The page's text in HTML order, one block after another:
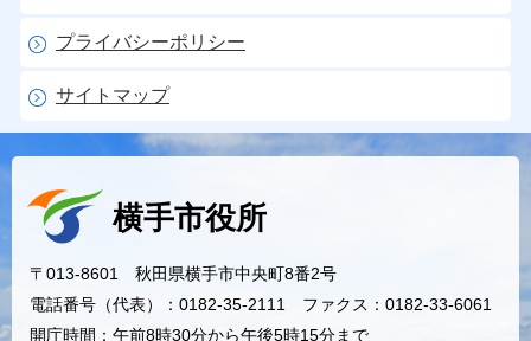
プライバシーポリシー
サイトマップ
横手市役所
〒013-8601 秋田県横手市中央町8番2号
電話番号（代表）：0182-35-2111 ファクス：0182-33-6061
開庁時間：午前8時30分から午後5時15分まで